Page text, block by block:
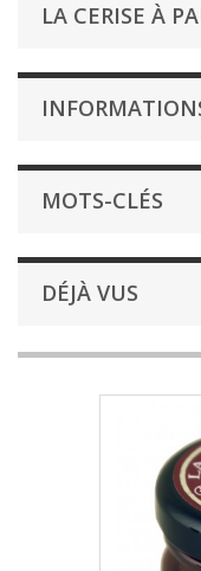
LA CERISE À
MOTS-CLÉS
DÉJÀ VUS